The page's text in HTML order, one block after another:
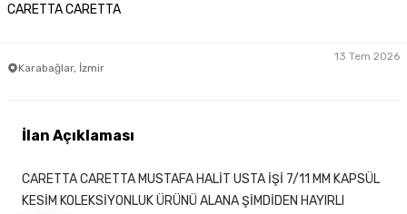
CARETTA CARETTA
Karabağlar, İzmir
13 Tem 2026
İlan Açıklaması
CARETTA CARETTA MUSTAFA HALİT USTA İŞİ 7/11 MM KAPSÜL
KESİM KOLEKSİYONLUK ÜRÜNÜ ALANA ŞİMDİDEN HAYIRLI